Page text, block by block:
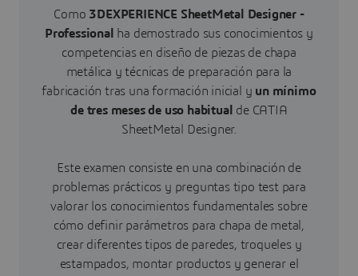
Como 3DEXPERIENCE SheetMetal Designer -
Professional
ha demostrado sus conocimientos y
competencias en diseño de piezas de chapa
metálica y técnicas de preparación para la
fabricación tras una formación inicial y un mínimo
de tres meses de uso habitual de CATIA
SheetMetal Designer.
Este examen consiste en una combinación de
problemas prácticos y preguntas tipo test para
valorar los conocimientos fundamentales sobre
cómo definir parámetros para chapa de metal,
crear diferentes tipos de paredes, troqueles y
estampados, montar productos y generar el